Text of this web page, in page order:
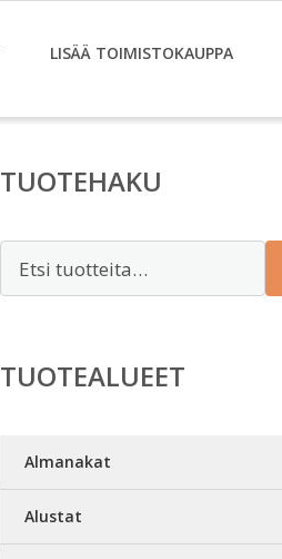
LISÄÄ TOIMISTOKAUPPA
TUOTEHAKU
TUOTEALUEET
Almanakat
Alustat